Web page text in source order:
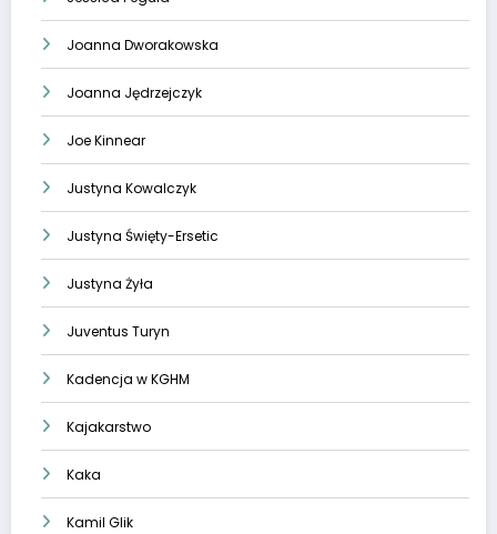
Joanna Dworakowska
Joanna Jędrzejczyk
Joe Kinnear
Justyna Kowalczyk
Justyna Święty-Ersetic
Justyna Żyła
Juventus Turyn
Kadencja w KGHM
Kajakarstwo
Kaka
Kamil Glik